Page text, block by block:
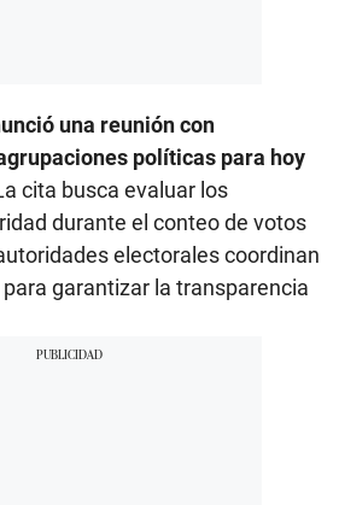
una reunión con
políticas para hoy
cita busca evaluar los
durante el conteo de votos
electorales coordinan
garantizar la transparencia